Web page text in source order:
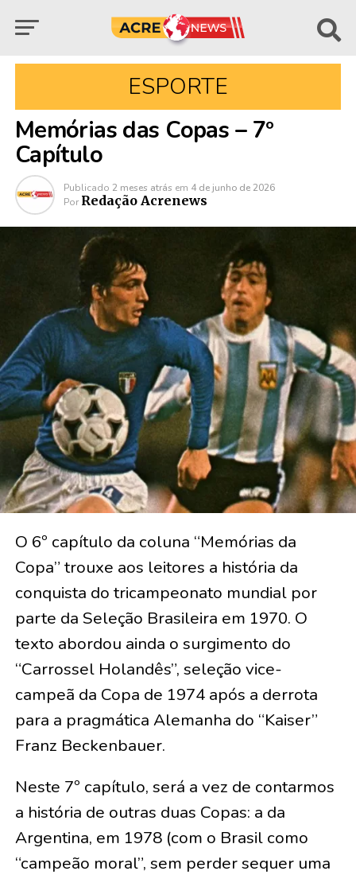
ESPORTE
Memórias das Copas – 7º
Capítulo
Publicado 2 meses atrás em 4 de junho de 2026
Por Redação Acrenews
O 6º capítulo da coluna “Memórias da
Copa” trouxe aos leitores a história da
conquista do tricampeonato mundial por
parte da Seleção Brasileira em 1970. O
texto abordou ainda o surgimento do
“Carrossel Holandês”, seleção vice-
campeã da Copa de 1974 após a derrota
para a pragmática Alemanha do “Kaiser”
Franz Beckenbauer.
Neste 7º capítulo, será a vez de contarmos
a história de outras duas Copas: a da
Argentina, em 1978 (com o Brasil como
“campeão moral”, sem perder sequer uma